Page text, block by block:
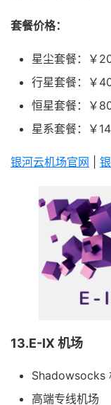
套餐价格：
星尘套餐：￥
行星套餐：￥
恒星套餐：￥
星系套餐：￥
银河云机场官网
13.E-IX 机场
Shadowsocks
高端专线机场